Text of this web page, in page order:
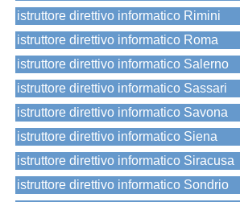
istruttore direttivo informatico Rimini
istruttore direttivo informatico Roma
istruttore direttivo informatico Salerno
istruttore direttivo informatico Sassari
istruttore direttivo informatico Savona
istruttore direttivo informatico Siena
istruttore direttivo informatico Siracusa
istruttore direttivo informatico Sondrio